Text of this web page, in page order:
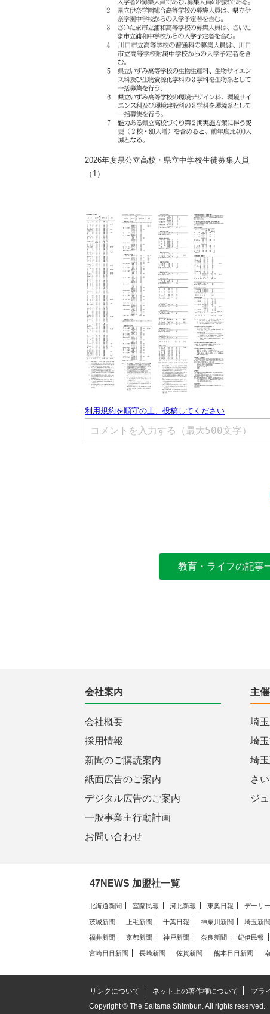
2026年度県公立高校・県立中学校生徒募集人員
（1）
教育・ライフの記事
会社案内
会社概要
採用情報
新聞のご購読案内
紙面広告のご案内
デジタル広告のご案内
一般事業主行動計画
お問い合わせ
主
埼
埼
埼
さ
ジ
47NEWS 加盟社一覧
北海道新聞 室蘭民報 河北新報 東奥日報 デーリ
茨城新聞 上毛新聞 千葉日報 神奈川新聞 埼玉新聞
福井新聞 京都新聞 神戸新聞 奈良新聞 紀伊民報
宮崎日日新聞 長崎新聞 佐賀新聞 熊本日日新聞
リンクについて ネット上の著作権について
プラ
Copyright © The Saitama Shimbun. All rights reserved.